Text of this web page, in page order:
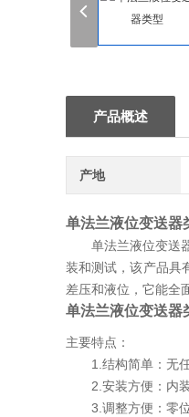
产品概述
产地
单法兰液位变送器
单法兰液位变送器
装和测试，该产品具
差压和液位，它能全
单法兰液位变送器
主要特点：
1.结构简单：无任
2.安装方便：内装
3.调整方便：零位